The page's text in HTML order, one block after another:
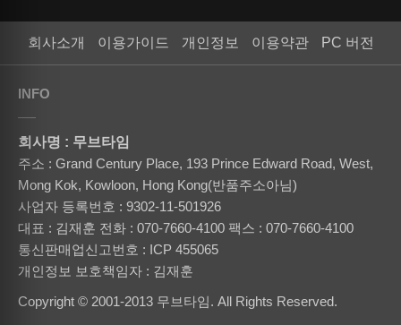
회사소개 이용가이드 개인정보 이용약관 PC 버전
INFO
회사명 : 무브타임
주소 : Grand Century Place, 193 Prince Edward Road, West,
Mong Kok, Kowloon, Hong Kong(반품주소아님)
사업자 등록번호 : 9302-11-501926
대표 : 김재훈 전화 : 070-7660-4100 팩스 : 070-7660-4100
통신판매업신고번호 : ICP 455065
개인정보 보호책임자 : 김재훈
Copyright © 2001-2013 무브타임. All Rights Reserved.